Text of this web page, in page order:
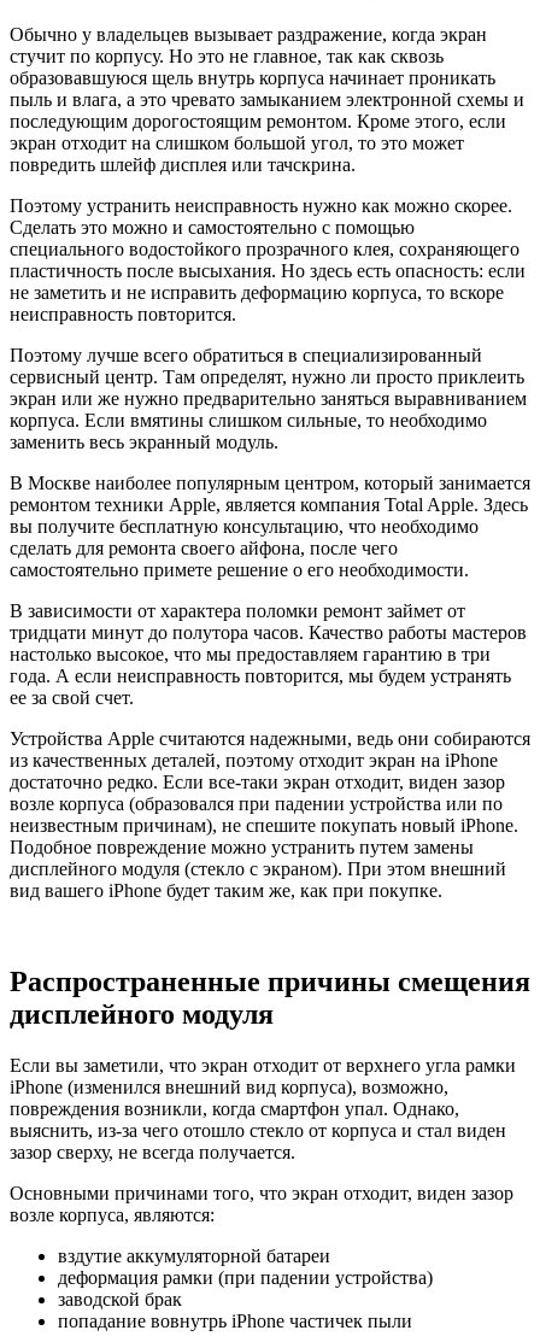
Обычно у владельцев вызывает раздражение, когда экран
стучит по корпусу. Но это не главное, так как сквозь
образовавшуюся щель внутрь корпуса начинает проникать
пыль и влага, а это чревато замыканием электронной схемы и
последующим дорогостоящим ремонтом. Кроме этого, если
экран отходит на слишком большой угол, то это может
повредить шлейф дисплея или тачскрина.
Поэтому устранить неисправность нужно как можно скорее.
Сделать это можно и самостоятельно с помощью
специального водостойкого прозрачного клея, сохраняющего
пластичность после высыхания. Но здесь есть опасность: если
не заметить и не исправить деформацию корпуса, то вскоре
неисправность повторится.
Поэтому лучше всего обратиться в специализированный
сервисный центр. Там определят, нужно ли просто приклеить
экран или же нужно предварительно заняться выравниванием
корпуса. Если вмятины слишком сильные, то необходимо
заменить весь экранный модуль.
В Москве наиболее популярным центром, который занимается
ремонтом техники Apple, является компания Total Apple. Здесь
вы получите бесплатную консультацию, что необходимо
сделать для ремонта своего айфона, после чего
самостоятельно примете решение о его необходимости.
В зависимости от характера поломки ремонт займет от
тридцати минут до полутора часов. Качество работы мастеров
настолько высокое, что мы предоставляем гарантию в три
года. А если неисправность повторится, мы будем устранять
ее за свой счет.
Устройства Apple считаются надежными, ведь они собираются
из качественных деталей, поэтому отходит экран на iPhone
достаточно редко. Если все-таки экран отходит, виден зазор
возле корпуса (образовался при падении устройства или по
неизвестным причинам), не спешите покупать новый iPhone.
Подобное повреждение можно устранить путем замены
дисплейного модуля (стекло с экраном). При этом внешний
вид вашего iPhone будет таким же, как при покупке.
Распространенные причины смещения
дисплейного модуля
Если вы заметили, что экран отходит от верхнего угла рамки
iPhone (изменился внешний вид корпуса), возможно,
повреждения возникли, когда смартфон упал. Однако,
выяснить, из-за чего отошло стекло от корпуса и стал виден
зазор сверху, не всегда получается.
Основными причинами того, что экран отходит, виден зазор
возле корпуса, являются:
вздутие аккумуляторной батареи
деформация рамки (при падении устройства)
заводской брак
попадание вовнутрь iPhone частичек пыли